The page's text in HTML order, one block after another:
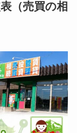
（売買の相